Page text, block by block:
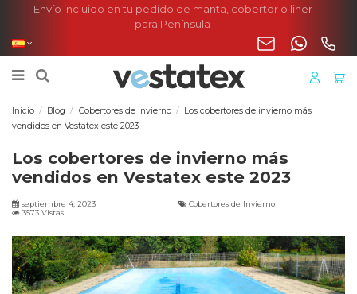
Envío incluido en tu pedido de manta, cobertor o liner
para Península
Inicio Blog Cobertores de Invierno
Los cobertores de invierno más
vendidos en Vestatex este 2023
Los cobertores de invierno más
vendidos en Vestatex este 2023
septiembre 4, 2023
Cobertores de Invierno
3573 Vistas